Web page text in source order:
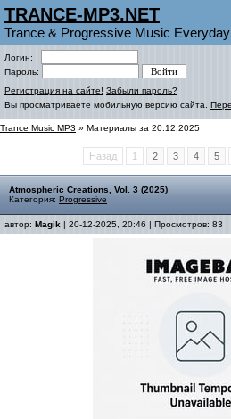
TRANCE-MP3.NET
Trance & Progressive Music Everyday
Логин:
Пароль:
Регистрация на сайте! Забыли пароль?
Вы просматриваете мобильную версию сайта.
Trance Music MP3 » Материалы за 20.12.2025
Назад 1 2 3 4 5
Atmospheric Creations, Vol. 3 (2025)
Категория: Progressive
автор: Magik | 20-12-2025, 20:46 | Просмотров: 83